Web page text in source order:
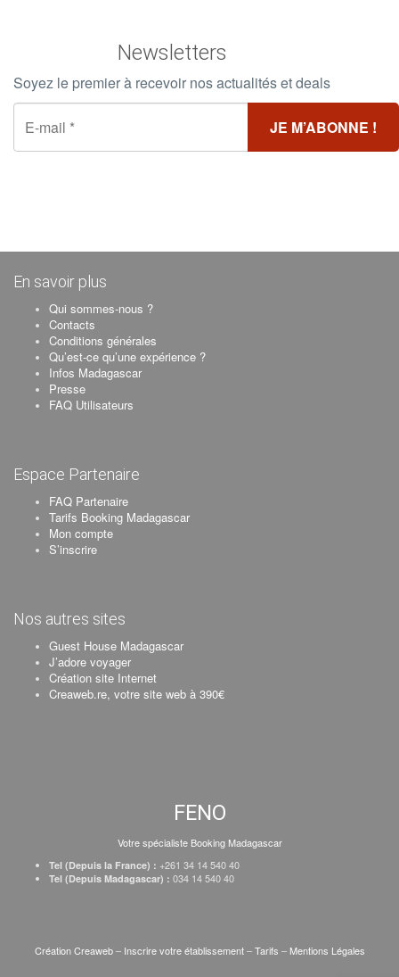
Newsletters
Soyez le premier à recevoir nos actualités et deals
En savoir plus
Qui sommes-nous ?
Contacts
Conditions générales
Qu’est-ce qu’une expérience ?
Infos Madagascar
Presse
FAQ Utilisateurs
Espace Partenaire
FAQ Partenaire
Tarifs Booking Madagascar
Mon compte
S’inscrire
Nos autres sites
Guest House Madagascar
J’adore voyager
Création site Internet
Creaweb.re, votre site web à 390€
FENO
Votre spécialiste Booking Madagascar
Tel (Depuis la France) : +261 34 14 540 40
Tel (Depuis Madagascar) : 034 14 540 40
Création Creaweb– Inscrire votre établissement–Tarifs – Mentions Légales